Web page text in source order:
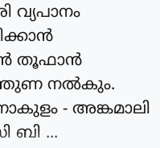
വ്യപാനം
തൂഫാൻ
നൽകും.
- അങ്കമാലി
ബി ...